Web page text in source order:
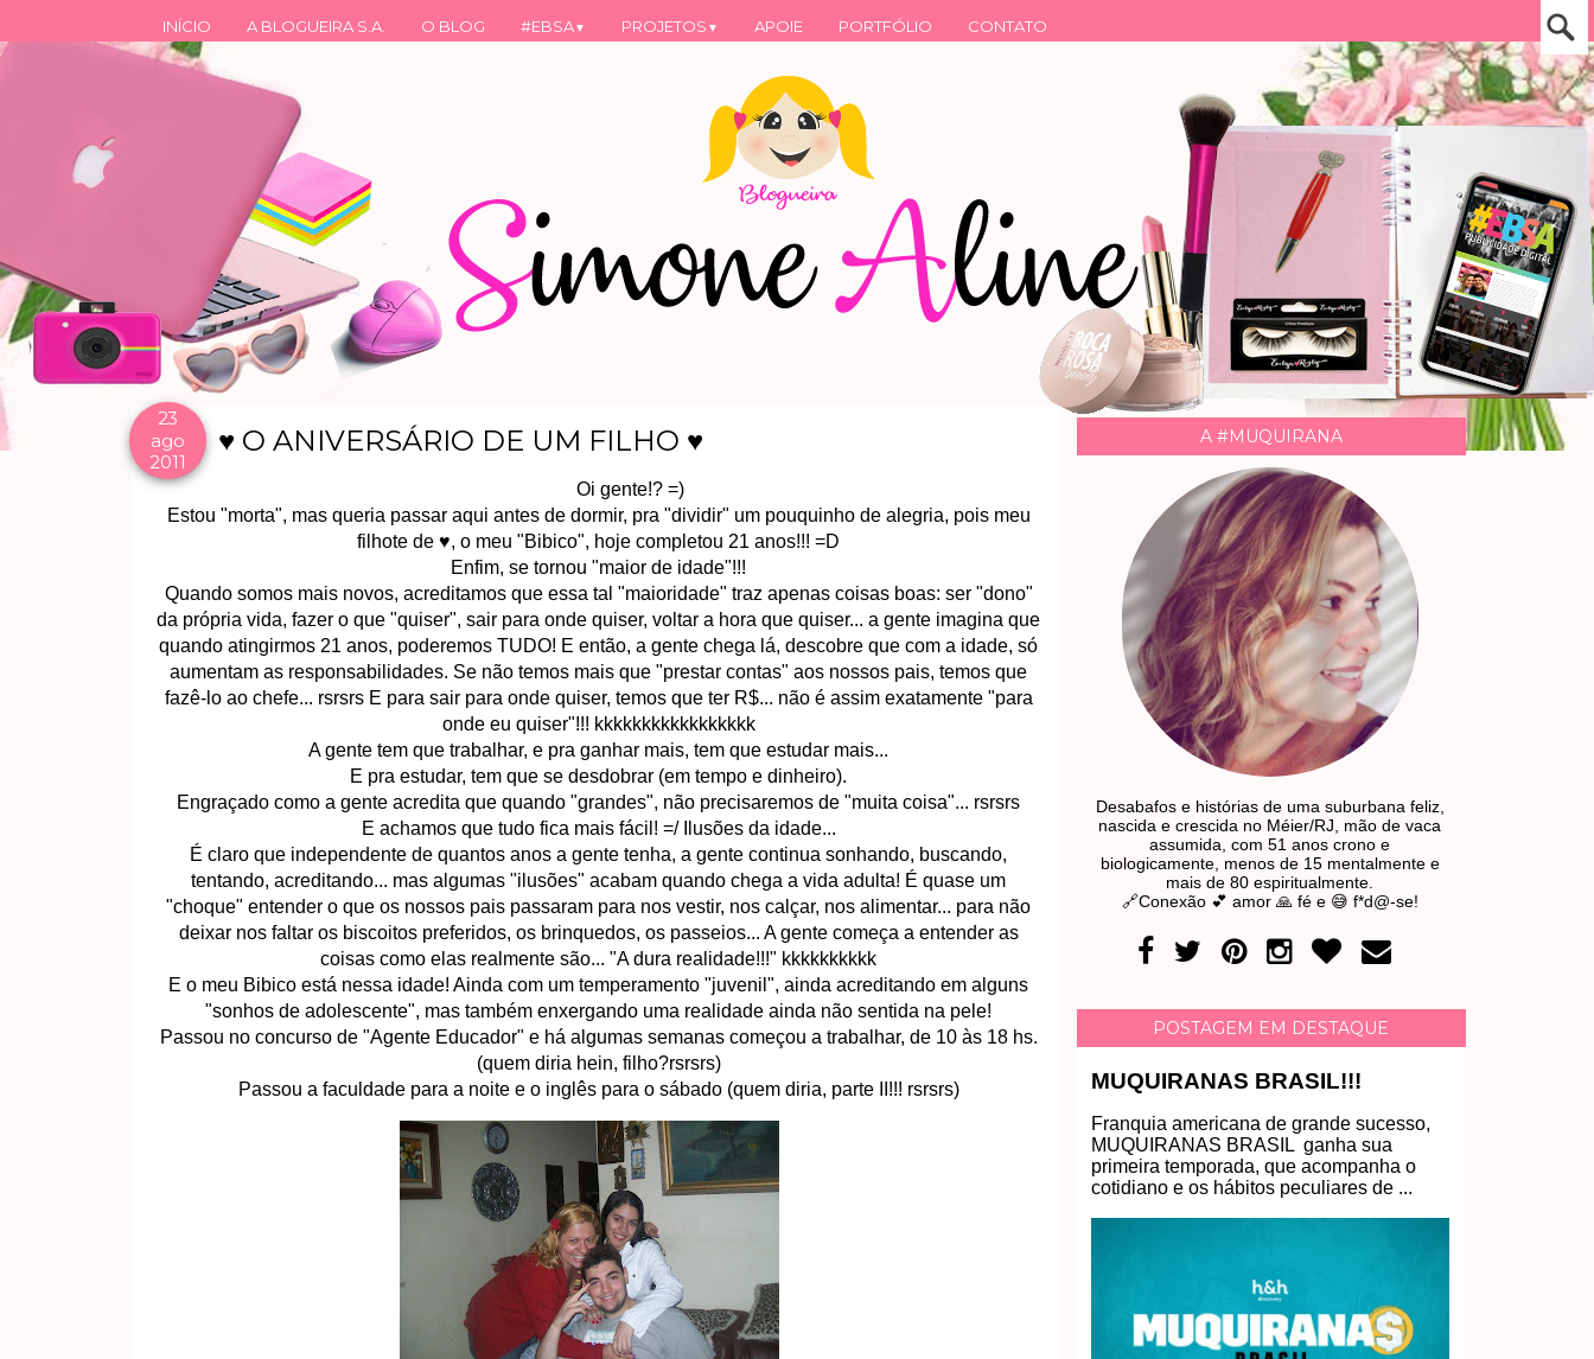
INÍCIO A BLOGUEIRA S.A. O BLOG #EBSA▼ PROJETOS ▼ APOIE PORTFÓLIO CONTATO
23
ago
2011
♥ O ANIVERSÁRIO DE UM FILHO ♥
Oi gente!? =)
Estou "morta", mas queria passar aqui antes de dormir, pra "dividir" um pouquinho de alegria, pois meu
filhote de ♥, o meu "Bibico", hoje completou 21 anos!!! =D
Enfim, se tornou "maior de idade"!!!
Quando somos mais novos, acreditamos que essa tal "maioridade" traz apenas coisas boas: ser "dono"
da própria vida, fazer o que "quiser", sair para onde quiser, voltar a hora que quiser... a gente imagina que
quando atingirmos 21 anos, poderemos TUDO! E então, a gente chega lá, descobre que com a idade, só
aumentam as responsabilidades. Se não temos mais que "prestar contas" aos nossos pais, temos que
fazê-lo ao chefe... rsrsrs E para sair para onde quiser, temos que ter R$... não é assim exatamente "para
onde eu quiser"!!! kkkkkkkkkkkkkkkkk
A gente tem que trabalhar, e pra ganhar mais, tem que estudar mais...
E pra estudar, tem que se desdobrar (em tempo e dinheiro).
Engraçado como a gente acredita que quando "grandes", não precisaremos de "muita coisa"... rsrsrs
E achamos que tudo fica mais fácil! =/ Ilusões da idade...
É claro que independente de quantos anos a gente tenha, a gente continua sonhando, buscando,
tentando, acreditando... mas algumas "ilusões" acabam quando chega a vida adulta! É quase um
"choque" entender o que os nossos pais passaram para nos vestir, nos calçar, nos alimentar... para não
deixar nos faltar os biscoitos preferidos, os brinquedos, os passeios... A gente começa a entender as
coisas como elas realmente são... "A dura realidade!!!" kkkkkkkkkk
E o meu Bibico está nessa idade! Ainda com um temperamento "juvenil", ainda acreditando em alguns
"sonhos de adolescente", mas também enxergando uma realidade ainda não sentida na pele!
Passou no concurso de "Agente Educador" e há algumas semanas começou a trabalhar, de 10 às 18 hs.
(quem diria hein, filho?rsrsrs)
Passou a faculdade para a noite e o inglês para o sábado (quem diria, parte II!!! rsrsrs)
A #MUQUIRANA
Desabafos e histórias de uma suburbana feliz,
nascida e crescida no Méier/RJ, mão de vaca
assumida, com 51 anos crono e
biologicamente, menos de 15 mentalmente e
mais de 80 espiritualmente.
🔗Conexão 💕 amor 🙏 fé e 😅 f*d@-se!
POSTAGEM EM DESTAQUE
MUQUIRANAS BRASIL!!!
Franquia americana de grande sucesso,
MUQUIRANAS BRASIL ganha sua
primeira temporada, que acompanha o
cotidiano e os hábitos peculiares de ...